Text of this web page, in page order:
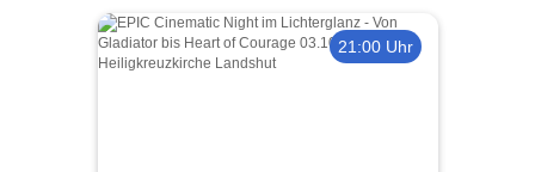
21:00 Uhr